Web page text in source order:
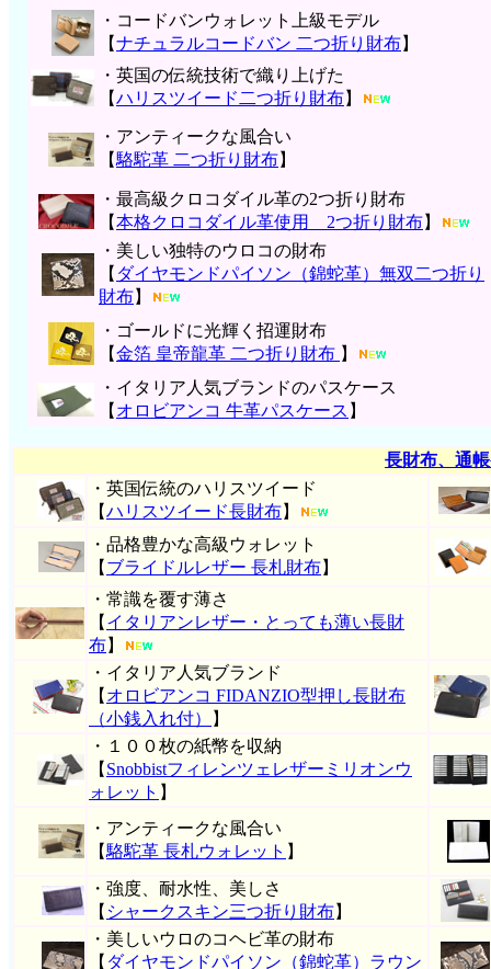
・コードバンウォレット上級モデル
【ナチュラルコードバン 二つ折り財布】
・英国の伝統技術で織り上げた
【ハリスツイード二つ折り財布】
・アンティークな風合い
【駱駝革 二つ折り財布】
・最高級クロコダイル革の2つ折り財布
【本格クロコダイル革使用 2つ折り財布】
・美しい独特のウロコの財布
【 ダイヤモンドパイソン（錦蛇革）無双二つ折り
財布】
・ゴールドに光輝く招運財布
【金箔 皇帝龍革 二つ折り財布 】
・イタリア人気ブランドのパスケース
【 オロビアンコ 牛革パスケース 】
長財布、通
・英国伝統のハリスツイード
【ハリスツイード長財布】
・品格豊かな高級ウォレット
【 ブライドルレザー 長札財布】
・常識を覆す薄さ
【 イタリアンレザー・とっても薄い長財
布】
・イタリア人気ブランド
【 オロビアンコ FIDANZIO型押し長財布
（小銭入れ付）
】
・１００枚の紙幣を収納
【 Snobbistフィレンツェレザーミリオンウ
ォレット 】
・アンティークな風合い
【駱駝革 長札ウォレット 】
・強度、耐水性、美しさ
【 シャークスキン三つ折り財布】
・美しいウロのコヘビ革の財布
【 ダイヤモンドパイソン（錦蛇革）ラウン